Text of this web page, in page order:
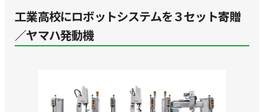
工業高校にロボットシステムを３セット寄贈
／ヤマハ発動機